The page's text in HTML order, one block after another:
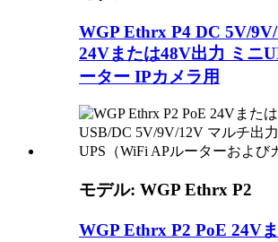
WGP Ethrx P4 DC 5V/
24Vまたは48V出力 ミニ
ーター IPカメラ用
モデル: WGP Ethrx P2
WGP Ethrx P2 PoE 24V